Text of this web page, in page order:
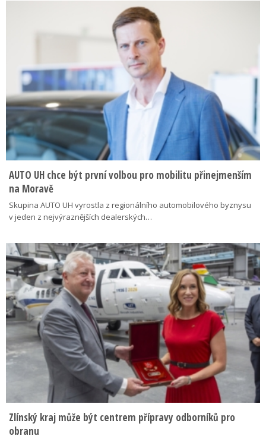
AUTO UH chce být první volbou pro mobilitu přinejmenším
na Moravě
Skupina AUTO UH vyrostla z regionálního automobilového byznysu
v jeden z nejvýraznějších dealerských…
Zlínský kraj může být centrem přípravy odborníků pro
obranu